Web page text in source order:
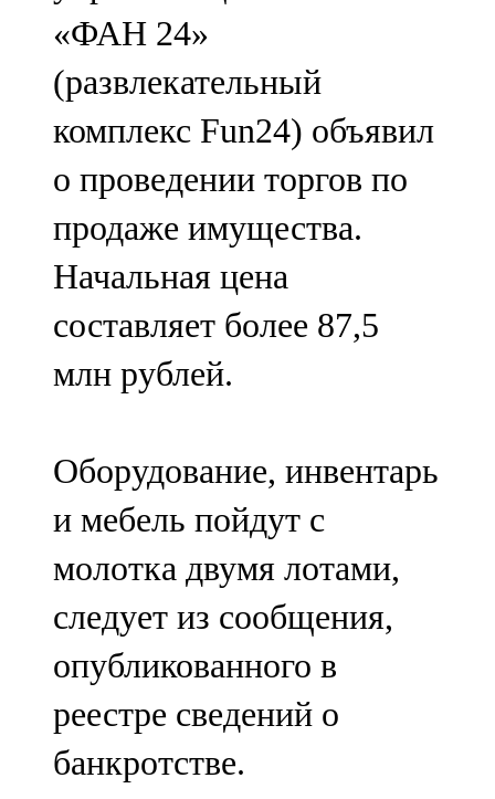
106,2 FM
Минзәлә
107,3 FM
Мөслим
100,0 FM
Нурлат
104,7 FM
Олы Әтнә
Сарман
107,8 FM
Теләче
106,1 FM
Түбән Кама
102,6 FM
Чирмешән
«ФАН 24»
(развлекательный
комплекс Fun24) объявил
о проведении торгов по
продаже имущества.
Начальная цена
составляет более 87,5
млн рублей.
Оборудование, инвентарь
и мебель пойдут с
молотка двумя лотами,
следует из сообщения,
опубликованного в
реестре сведений о
банкротстве.